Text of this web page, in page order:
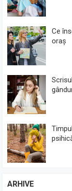
Ce
oraș
ARHIVE